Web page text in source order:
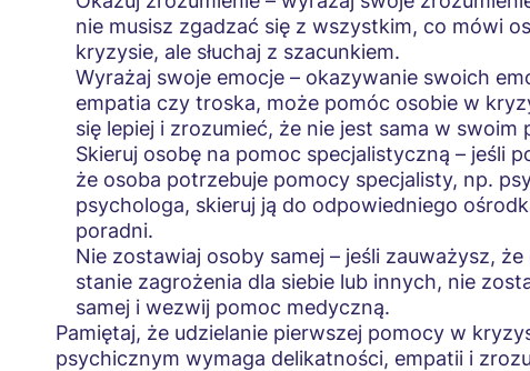
nie musisz zgadzać się z wszystkim, co mówi
kryzysie, ale słuchaj z szacunkiem.
Wyrażaj swoje emocje – okazywanie swoich
empatia czy troska, może pomóc osobie w
się lepiej i zrozumieć, że nie jest sama w swoim
Skieruj osobę na pomoc specjalistyczną – jeśli
że osoba potrzebuje pomocy specjalisty, np.
psychologa, skieruj ją do odpowiedniego
poradni.
Nie zostawiaj osoby samej – jeśli zauważysz,
stanie zagrożenia dla siebie lub innych, nie
samej i wezwij pomoc medyczną.
Pamiętaj, że udzielanie pierwszej pomocy w
psychicznym wymaga delikatności, empatii i